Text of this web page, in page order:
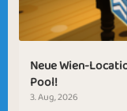
Neue Wien-
Pool!
3. Aug, 2026